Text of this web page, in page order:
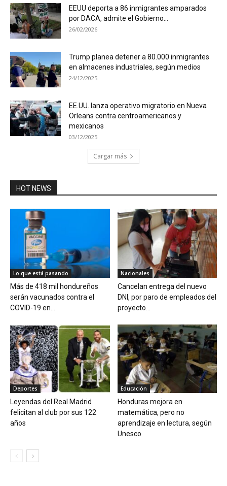
EEUU deporta a 86 inmigrantes amparados
por DACA, admite el Gobierno...
26/02/2026
Trump planea detener a 80.000 inmigrantes
en almacenes industriales, según medios
24/12/2025
EE.UU. lanza operativo migratorio en Nueva
Orleans contra centroamericanos y
mexicanos
03/12/2025
Cargar más
HOT NEWS
Lo que está pasando
Más de 418 mil hondureños
serán vacunados contra el
COVID-19 en...
Nacionales
Cancelan entrega del nuevo
DNI, por paro de empleados del
proyecto...
Deportes
Leyendas del Real Madrid
felicitan al club por sus 122
años
Educación
Honduras mejora en
matemática, pero no
aprendizaje en lectura, según
Unesco